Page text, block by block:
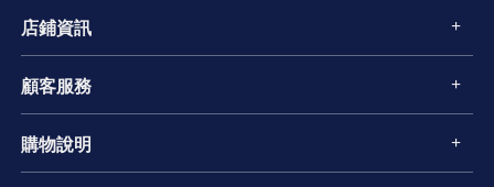
店鋪資訊
顧客服務
購物說明